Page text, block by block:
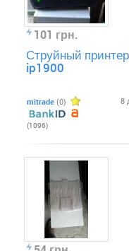
101 грн.
Струйный
ip1900
mitrade (0)
(1096)
8